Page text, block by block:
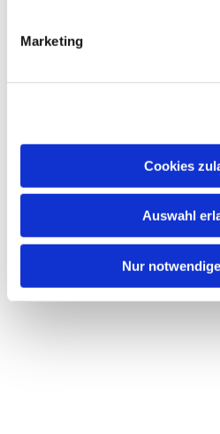
Marketing
Cookies
Auswahl
Nur